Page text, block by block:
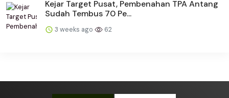
Kejar Target Pusat, Pembenahan TPA Antang
Sudah Tembus 70 Pe...
3 weeks ago 62